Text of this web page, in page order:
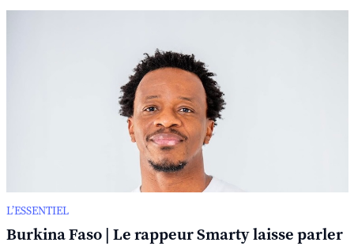
L’ESSENTIEL
Burkina Faso | Le rappeur Smarty laisse parler